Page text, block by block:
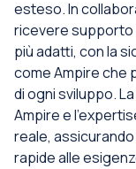
esteso. In
ricevere supporto
più adatti, con la
come Ampire che
di ogni sviluppo.
Ampire e
reale,
rapide alle